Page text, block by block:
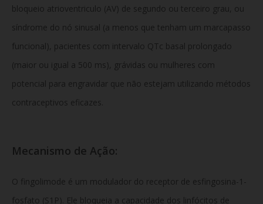
bloqueio atrioventriculo (AV) de segundo ou terceiro grau, ou
síndrome do nó sinusal (a menos que tenham um marcapasso
funcional), pacientes com intervalo QTc basal prolongado
(maior ou igual a 500 ms), grávidas ou mulheres com
potencial para engravidar que não estejam utilizando métodos
contraceptivos eficazes.
Mecanismo de Ação:
O fingolimode é um modulador do receptor de esfingosina-1-
fosfato (S1P). Ele bloqueia a capacidade dos linfócitos de